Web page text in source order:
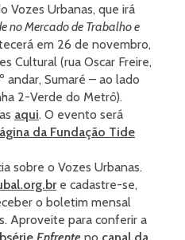
Vozes Urbanas, que irá
no Mercado de Trabalho e
em 26 de novembro,
Cultural (rua Oscar Freire,
andar, Sumaré – ao lado
2-Verde do Metrô).
aqui. O evento será
da Fundação Tide
sobre o Vozes Urbanas.
e cadastre-se,
o boletim mensal
Aproveite para conferir a